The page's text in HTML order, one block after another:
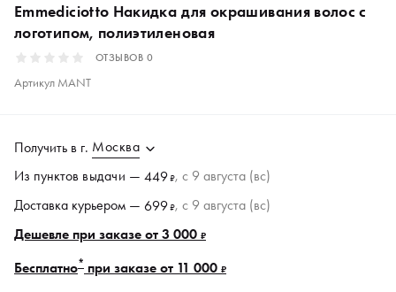
Emmediciotto Накидка для окрашивания волос с
логотипом, полиэтиленовая
ОТЗЫВОВ 0
Артикул MANT
Получить в г. Москва
Из пунктов выдачи — 449₽, c 9 августа (вс)
Доставка курьером — 699₽, c 9 августа (вс)
Дешевле при заказе от 3 000 ₽
Бесплатно* при заказе от 11 000 ₽